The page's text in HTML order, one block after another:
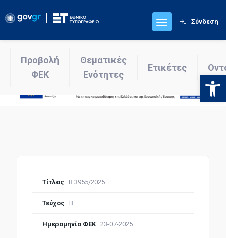
Σύνδεση
Προβολή
ΦΕΚ
Θεματικές
Ενότητες
Ετικέτες
Τίτλος: Β 3955/2025
Τεύχος: Β
Ημερομηνία ΦΕΚ: 23-07-2025